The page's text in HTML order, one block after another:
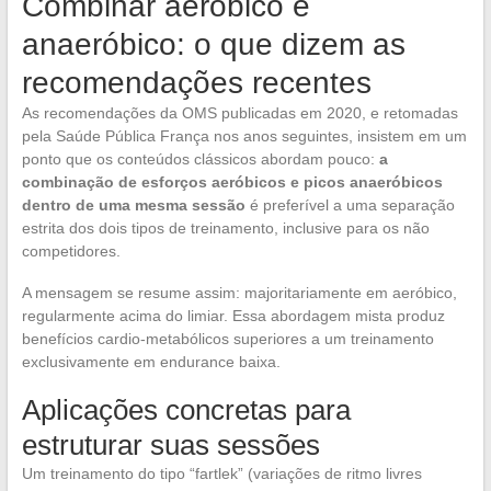
anaeróbico: o que dizem as
recomendações recentes
As recomendações da OMS publicadas em 2020, e retomadas
pela Saúde Pública França nos anos seguintes, insistem em um
ponto que os conteúdos clássicos abordam pouco: a
combinação de esforços aeróbicos e picos anaeróbicos
dentro de uma mesma sessão é preferível a uma separação
estrita dos dois tipos de treinamento, inclusive para os não
competidores.
A mensagem se resume assim: majoritariamente em aeróbico,
regularmente acima do limiar. Essa abordagem mista produz
benefícios cardio-metabólicos superiores a um treinamento
exclusivamente em endurance baixa.
Aplicações concretas para
estruturar suas sessões
Um treinamento do tipo “fartlek” (variações de ritmo livres